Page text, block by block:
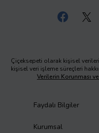
Çiçeksepeti olarak kişisel
kişisel veri işleme süreçleri
Verilerin Korunması
Faydalı Bilgiler
Kurumsal